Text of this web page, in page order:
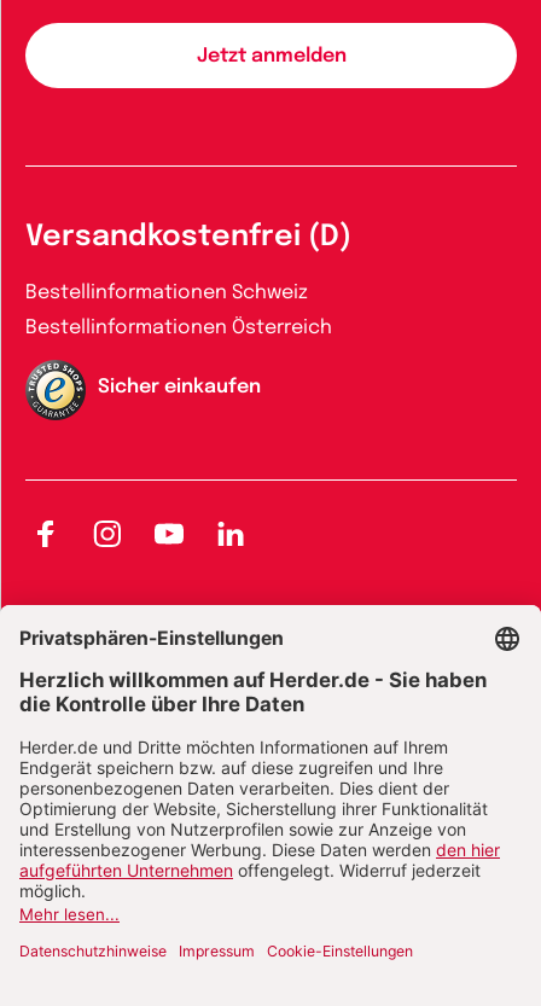
Versandkostenfrei (D)
Bestellinformationen Schweiz
Bestellinformationen Österreich
Sicher einkaufen
FacebookInstagramYouTubeLinkedIn
Widerrufsbelehrung E-Books
Widerrufsbelehrung Zeitschriften Datenschutz
Datenschutz Social Media Barrierefreiheit
Vertrag widerrufen